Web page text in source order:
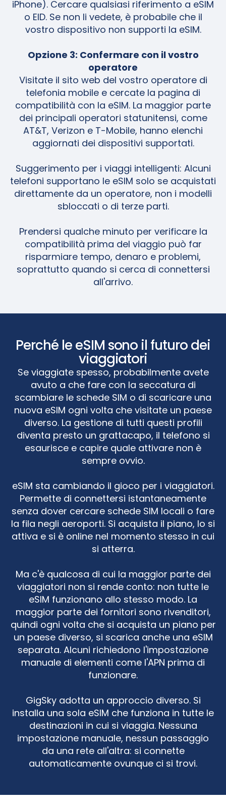
iPhone). Cercare qualsiasi riferimento a eSIM
o EID. Se non li vedete, è probabile che il
vostro dispositivo non supporti la eSIM.
Opzione 3: Confermare con il vostro
operatore
Visitate il sito web del vostro operatore di
telefonia mobile e cercate la pagina di
compatibilità con la eSIM. La maggior parte
dei principali operatori statunitensi, come
AT&T, Verizon e T-Mobile, hanno elenchi
aggiornati dei dispositivi supportati.
Suggerimento per i viaggi intelligenti: Alcuni
telefoni supportano le eSIM solo se acquistati
direttamente da un operatore, non i modelli
sbloccati o di terze parti.
Prendersi qualche minuto per verificare la
compatibilità prima del viaggio può far
risparmiare tempo, denaro e problemi,
soprattutto quando si cerca di connettersi
all'arrivo.
Perché le eSIM sono il futuro dei
viaggiatori
Se viaggiate spesso, probabilmente avete
avuto a che fare con la seccatura di
scambiare le schede SIM o di scaricare una
nuova eSIM ogni volta che visitate un paese
diverso. La gestione di tutti questi profili
diventa presto un grattacapo, il telefono si
esaurisce e capire quale attivare non è
sempre ovvio.
eSIM sta cambiando il gioco per i viaggiatori.
Permette di connettersi istantaneamente
senza dover cercare schede SIM locali o fare
la fila negli aeroporti. Si acquista il piano, lo si
attiva e si è online nel momento stesso in cui
si atterra.
Ma c'è qualcosa di cui la maggior parte dei
viaggiatori non si rende conto: non tutte le
eSIM funzionano allo stesso modo. La
maggior parte dei fornitori sono rivenditori,
quindi ogni volta che si acquista un piano per
un paese diverso, si scarica anche una eSIM
separata. Alcuni richiedono l'impostazione
manuale di elementi come l'APN prima di
funzionare.
GigSky adotta un approccio diverso. Si
installa una sola eSIM che funziona in tutte le
destinazioni in cui si viaggia. Nessuna
impostazione manuale, nessun passaggio
da una rete all'altra: si connette
automaticamente ovunque ci si trovi.